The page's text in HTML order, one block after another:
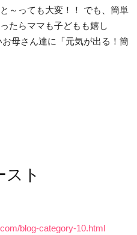
～っても大変！！ でも、簡単
たらママも子どもも嬉し
母さん達に「元気が出る！簡
ト
blog-category-10.html